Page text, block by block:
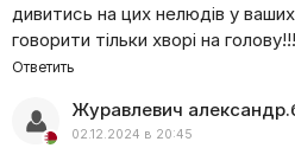
дивитись на цих нелюдів у
говорити тільки хворі на голову!!!
Ответить
Журавлевич
02.12.2024 в 20:45